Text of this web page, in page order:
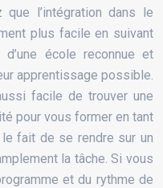
l’intégration dans le
plus facile en suivant
école reconnue et
apprentissage possible.
facile de trouver une
pour vous former en tant
fait de se rendre sur un
la tâche. Si vous
et du rythme de